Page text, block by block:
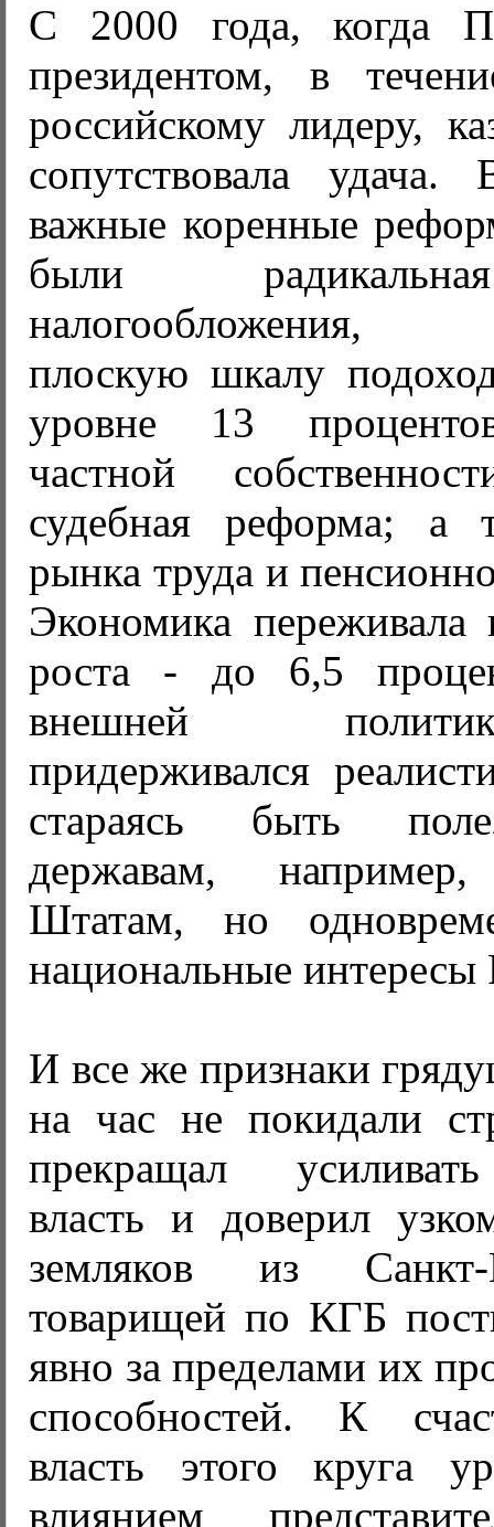
С 2000 года, когда
президентом, в
российскому лидеру,
сопутствовала
важные коренные
были
налогообложения,
плоскую шкалу
уровне 13
частной
судебная реформа; а
рынка труда и
Экономика переживала
роста - до 6,5
внешней
придерживался
стараясь быть
державам,
Штатам, но
национальные интересы
И все же признаки
на час не покидали
прекращал
власть и доверил
земляков из
товарищей по КГБ
явно за пределами их
способностей. К
власть этого круга
влиянием